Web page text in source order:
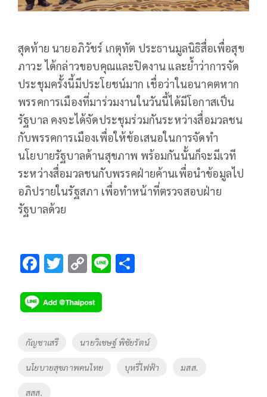
สุดท้าย นายอภิวัชร์ เกตุทัต ประธานมูลนิธิสื่อเพื่อสุข
ภาวะ ได้กล่าวขอบคุณและปิดงาน และย้ำว่าการจัด
ประชุมครั้งนี้มีประโยชน์มาก เชื่อว่าในอนาคตหาก
พรรคการเมืองที่มาร่วมงานในวันนี้ได้มีโอกาสเป็น
รัฐบาล คงจะได้จัดประชุมร่วมกันระหว่างสื่อมวลชน
กับพรรคการเมืองเพื่อให้ข้อเสนอในการจัดทำ
นโยบายรัฐบาลด้านสุขภาพ พร้อมกันนั้นก็จะมีเวที
ระหว่างสื่อมวลชนกับพรรคฝ่ายค้านเพื่อนำข้อมูลไป
อภิปรายในรัฐสภา เพื่อทำหน้าที่ตรวจสอบฝ่าย
รัฐบาลด้วย
F
e
b
o
k
T
tt
er
C
p
y
Li
n
k
Li
Tags
กัญชาเสรี นายวิเชษฐ์ พิชัยรัตน์
นโยบายสุขภาพคนไทย บุหรี่ไฟฟ้า มสส.
สสส.